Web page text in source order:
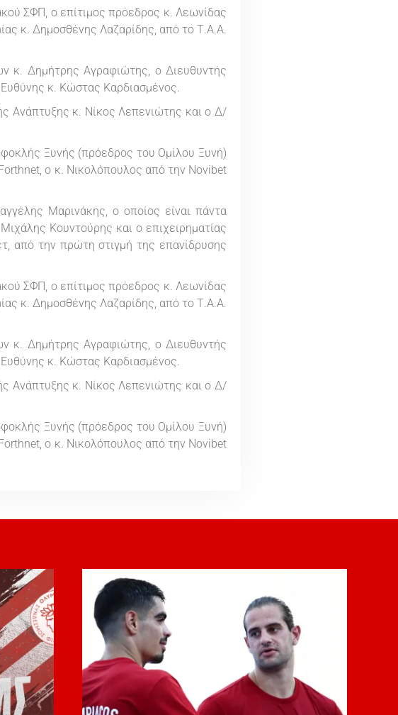
ΣΦΠ, ο επίτιμος πρόεδρος κ. Λεωνίδας
κ. Δημοσθένης Λαζαρίδης, από το Τ.Α.Α.
κ. Δημήτρης Αγραφιώτης, ο Διευθυντής
κ. Κώστας Καρδιασμένος.
Ανάπτυξης κ. Νίκος Λεπενιώτης και ο Δ/
Ξυνής (πρόεδρος του Ομίλου Ξυνή)
ο κ. Νικολόπουλος από την Novibet
Μαρινάκης, ο οποίος είναι πάντα
Κουντούρης και ο επιχειρηματίας
από την πρώτη στιγμή της επανίδρυσης
ΣΦΠ, ο επίτιμος πρόεδρος κ. Λεωνίδας
κ. Δημοσθένης Λαζαρίδης, από το Τ.Α.Α.
κ. Δημήτρης Αγραφιώτης, ο Διευθυντής
κ. Κώστας Καρδιασμένος.
Ανάπτυξης κ. Νίκος Λεπενιώτης και ο Δ/
Ξυνής (πρόεδρος του Ομίλου Ξυνή)
ο κ. Νικολόπουλος από την Novibet